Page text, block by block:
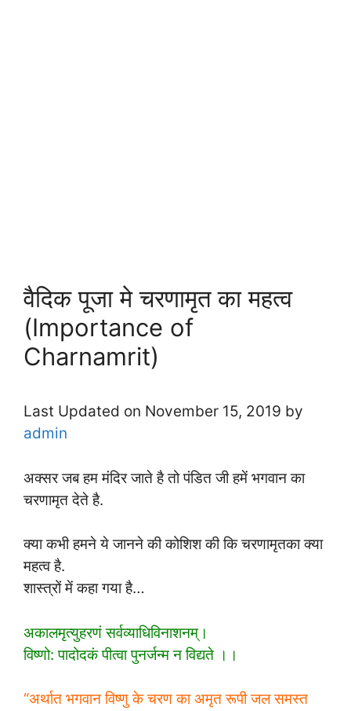
वैदिक पूजा मे चरणामृत का महत्व
(Importance of
Charnamrit)
Last Updated on November 15, 2019 by
admin
अक्सर जब हम मंदिर जाते है तो पंडित जी हमें भगवान का
चरणामृत देते है.
क्या कभी हमने ये जानने की कोशिश की कि चरणामृतका क्या
महत्व है.
शास्त्रों में कहा गया है…
अकालमृत्युहरणं सर्वव्याधिविनाशनम्।
विष्णो: पादोदकं पीत्वा पुनर्जन्म न विद्यते ।।
“अर्थात भगवान विष्णु के चरण का अमृत रूपी जल समस्त